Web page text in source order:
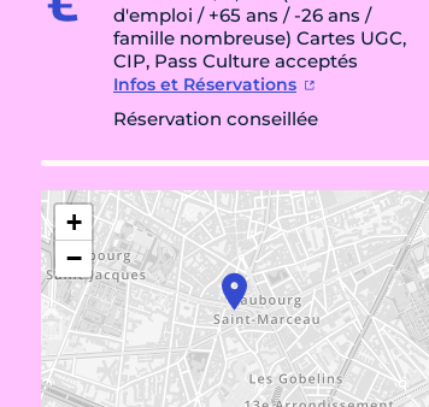
d'emploi / +65 ans / -26 ans /
famille nombreuse) Cartes UGC,
CIP, Pass Culture acceptés
Infos et Réservations
Réservation conseillée
+
−